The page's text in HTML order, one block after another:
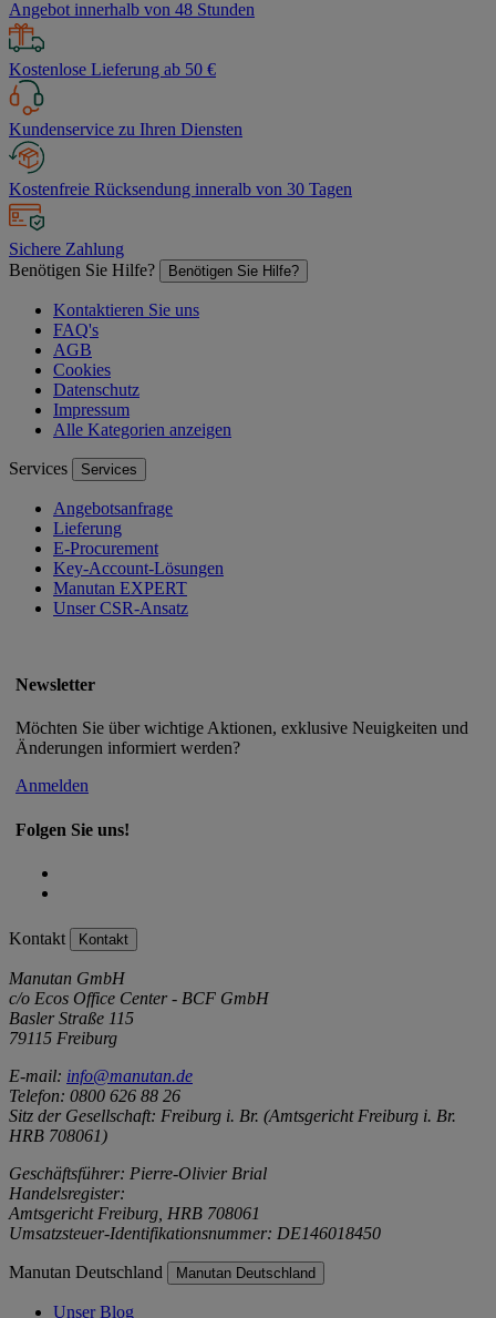
Angebot innerhalb von 48 Stunden
Kostenlose Lieferung ab 50 €
Kundenservice zu Ihren Diensten
Kostenfreie Rücksendung inneralb von 30 Tagen
Sichere Zahlung
Benötigen Sie Hilfe?
Benötigen Sie Hilfe?
Kontaktieren Sie uns
FAQ's
AGB
Cookies
Datenschutz
Impressum
Alle Kategorien anzeigen
Services Services
Angebotsanfrage
Lieferung
E-Procurement
Key-Account-Lösungen
Manutan EXPERT
Unser CSR-Ansatz
Newsletter
Möchten Sie über wichtige Aktionen, exklusive Neuigkeiten und
Änderungen informiert werden?
Anmelden
Folgen Sie uns!
Kontakt Kontakt
Manutan GmbH
c/o Ecos Office Center - BCF GmbH
Basler Straße 115
79115 Freiburg
E-mail: info@manutan.de
Telefon: 0800 626 88 26
Sitz der Gesellschaft: Freiburg i. Br. (Amtsgericht Freiburg i. Br.
HRB 708061)
Geschäftsführer: Pierre-Olivier Brial
Handelsregister:
Amtsgericht Freiburg, HRB 708061
Umsatzsteuer-Identifikationsnummer: DE146018450
Manutan Deutschland Manutan Deutschland
Unser Blog